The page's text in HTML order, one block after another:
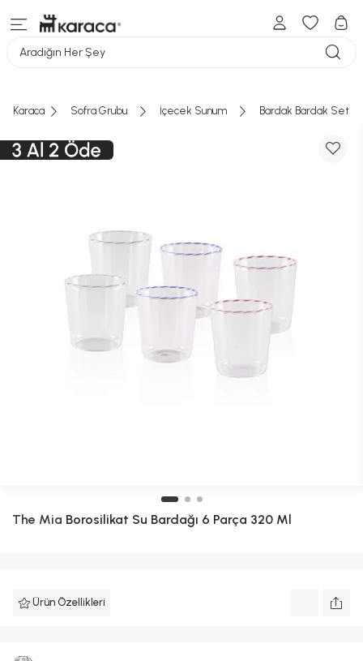
Aradığın Her Şey
Karaca Sofra Grubu İçecek Sunum Bardak Bardak Seti
The Mia Borosilikat Su Bardağı 6 Parça 320 Ml
Ürün Özellikleri